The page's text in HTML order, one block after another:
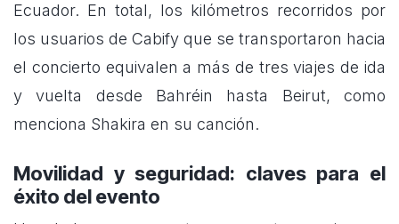
Ecuador. En total, los kilómetros recorridos por
los usuarios de Cabify que se transportaron hacia
el concierto equivalen a más de tres viajes de ida
y vuelta desde Bahréin hasta Beirut, como
menciona Shakira en su canción.
Movilidad y seguridad: claves para el
éxito del evento